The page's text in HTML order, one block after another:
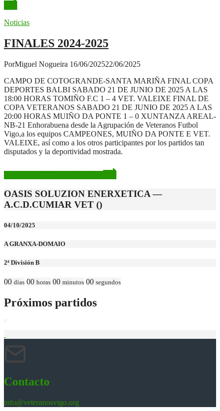
Noticias
FINALES 2024-2025
PorMiguel Nogueira 16/06/202522/06/2025
CAMPO DE COTOGRANDE-SANTA MARIÑA FINAL COPA
DEPORTES BALBI SABADO 21 DE JUNIO DE 2025 A LAS
18:00 HORAS TOMIÑO F.C 1 – 4 VET. VALEIXE FINAL DE
COPA VETERANOS SABADO 21 DE JUNIO DE 2025 A LAS
20:00 HORAS MUIÑO DA PONTE 1 – 0 XUNTANZA AREAL-
NB-21 Enhorabuena desde la Agrupación de Veteranos Futbol
Vigo,a los equipos CAMPEONES, MUIÑO DA PONTE E VET.
VALEIXE, así como a los otros participantes por los partidos tan
disputados y la deportividad mostrada.
OASIS SOLUZION ENERXETICA —
A.C.D.CUMIAR VET ()
04/10/2025
A GRANXA-DOMAIO
2ª División B
00 días 00 horas 00 minutos 00 segundos
Próximos partidos
Contacto
info@veteranosvigo.org